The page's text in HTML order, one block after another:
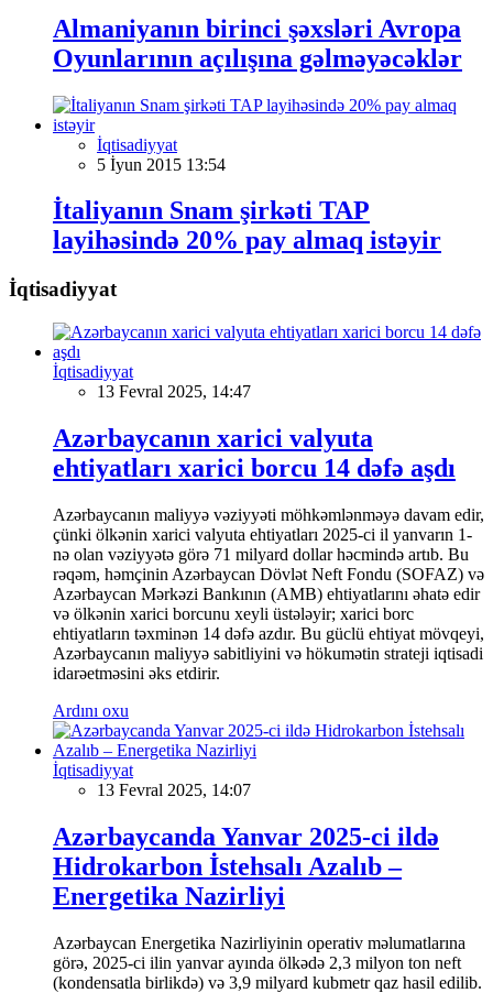
Almaniyanın birinci şəxsləri Avropa
Oyunlarının açılışına gəlməyəcəklər
İqtisadiyyat
5 İyun 2015 13:54
İtaliyanın Snam şirkəti TAP
layihəsində 20% pay almaq istəyir
İqtisadiyyat
İqtisadiyyat
13 Fevral 2025, 14:47
Azərbaycanın xarici valyuta
ehtiyatları xarici borcu 14 dəfə aşdı
Azərbaycanın maliyyə vəziyyəti möhkəmlənməyə davam edir,
çünki ölkənin xarici valyuta ehtiyatları 2025-ci il yanvarın 1-
nə olan vəziyyətə görə 71 milyard dollar həcmində artıb. Bu
rəqəm, həmçinin Azərbaycan Dövlət Neft Fondu (SOFAZ) və
Azərbaycan Mərkəzi Bankının (AMB) ehtiyatlarını əhatə edir
və ölkənin xarici borcunu xeyli üstələyir; xarici borc
ehtiyatların təxminən 14 dəfə azdır. Bu güclü ehtiyat mövqeyi,
Azərbaycanın maliyyə sabitliyini və hökumətin strateji iqtisadi
idarəetməsini əks etdirir.
Ardını oxu
İqtisadiyyat
13 Fevral 2025, 14:07
Azərbaycanda Yanvar 2025-ci ildə
Hidrokarbon İstehsalı Azalıb –
Energetika Nazirliyi
Azərbaycan Energetika Nazirliyinin operativ məlumatlarına
görə, 2025-ci ilin yanvar ayında ölkədə 2,3 milyon ton neft
(kondensatla birlikdə) və 3,9 milyard kubmetr qaz hasil edilib.